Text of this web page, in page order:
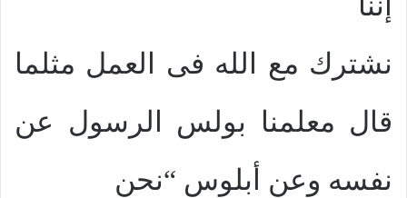
نشترك مع الله فى العمل مثلما
قال معلمنا بولس الرسول عن
نفسه وعن أبلوس “نحن